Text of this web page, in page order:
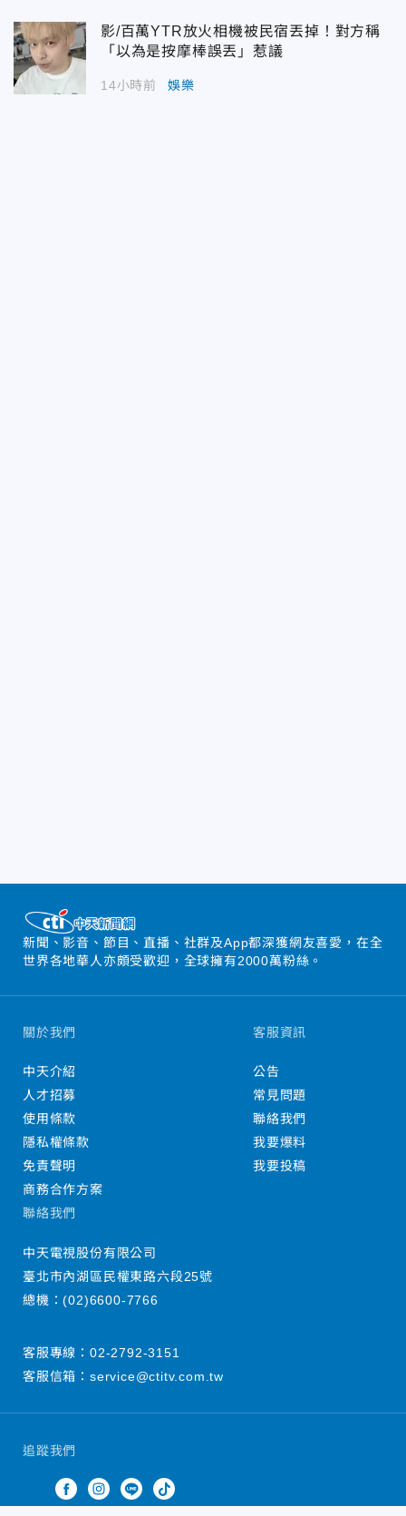
影/百萬YTR放火相機被民宿丟掉！對方稱
「以為是按摩棒誤丟」惹議
14小時前 娛樂
新聞、影音、節目、直播、社群及App都深獲網友喜愛，在全
世界各地華人亦頗受歡迎，全球擁有2000萬粉絲。
追蹤我們
關於我們
中天介紹
人才招募
使用條款
隱私權條款
免責聲明
商務合作方案
客服資訊
公告
常見問題
聯絡我們
我要爆料
我要投稿
聯絡我們
中天電視股份有限公司
臺北市內湖區民權東路六段25號
總機：(02)6600-7766
客服專線： 02-2792-3151
客服信箱： service@ctitv.com.tw